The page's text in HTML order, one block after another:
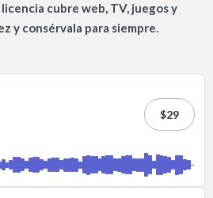
cubre web, TV, juegos y
y consérvala para siempre.
$29